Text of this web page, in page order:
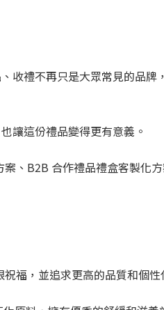
收禮不再只是大眾常見的品牌
讓這份禮品變得更有意義。
、B2B 合作禮品禮盒客製化
福，並追求更高的品質和個性